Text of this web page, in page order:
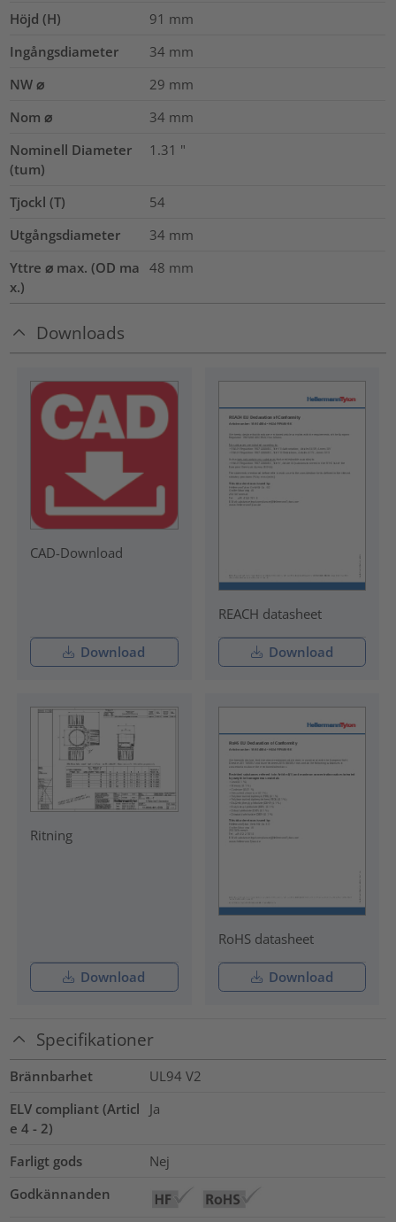
Höjd (H) 91 mm
Ingångsdiameter
34 mm
NW ⌀
29 mm
Nom ⌀
34 mm
Nominell Diameter
(tum)
1.31 "
Tjockl (T)
54
Utgångsdiameter
34 mm
Yttre ⌀ max. (OD ma
x.)
48 mm
Downloads
CAD-Download
Download
REACH datasheet
Download
Ritning
Download
RoHS datasheet
Download
Specifikationer
Brännbarhet
UL94 V2
ELV compliant (Articl
e 4 - 2)
Ja
Farligt gods
Nej
Godkännanden